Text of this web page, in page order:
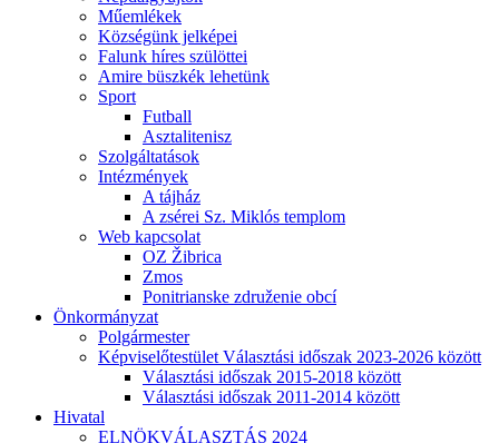
Műemlékek
Községünk jelképei
Falunk híres szülöttei
Amire büszkék lehetünk
Sport
Futball
Asztalitenisz
Szolgáltatások
Intézmények
A tájház
A zsérei Sz. Miklós templom
Web kapcsolat
OZ Žibrica
Zmos
Ponitrianske združenie obcí
Önkormányzat
Polgármester
Képviselőtestület Választási időszak 2023-2026 között
Választási időszak 2015-2018 között
Választási időszak 2011-2014 között
Hivatal
ELNÖKVÁLASZTÁS 2024